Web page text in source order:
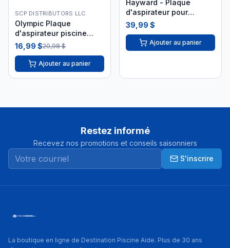
SCP DISTRIBUTORS LLC
Olympic Plaque
d'aspirateur piscine
hors-terre
16,99 $20,98 $
Ajouter au panier
Hayward - Plaque
d'aspirateur pour
piscine creusée SP1106A
i26
39,99 $
Ajouter au panier
Restez informé
Recevez nos promotions et conseils saisonniers
S'inscrire
La boutique en ligne de Destination Piscine Aide. Plus de 30 ans